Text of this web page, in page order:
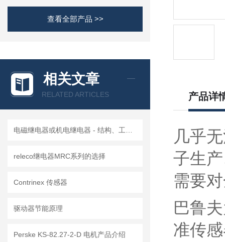
查看全部产品 >>
相关文章
RELATED ARTICLES
releco继电器MRC系列的选择
Contrinex 传感器
驱动器节能原理
Perske KS-82.27-2-D 电机产品介绍
产品详
几乎
子生
需要
巴鲁
准传